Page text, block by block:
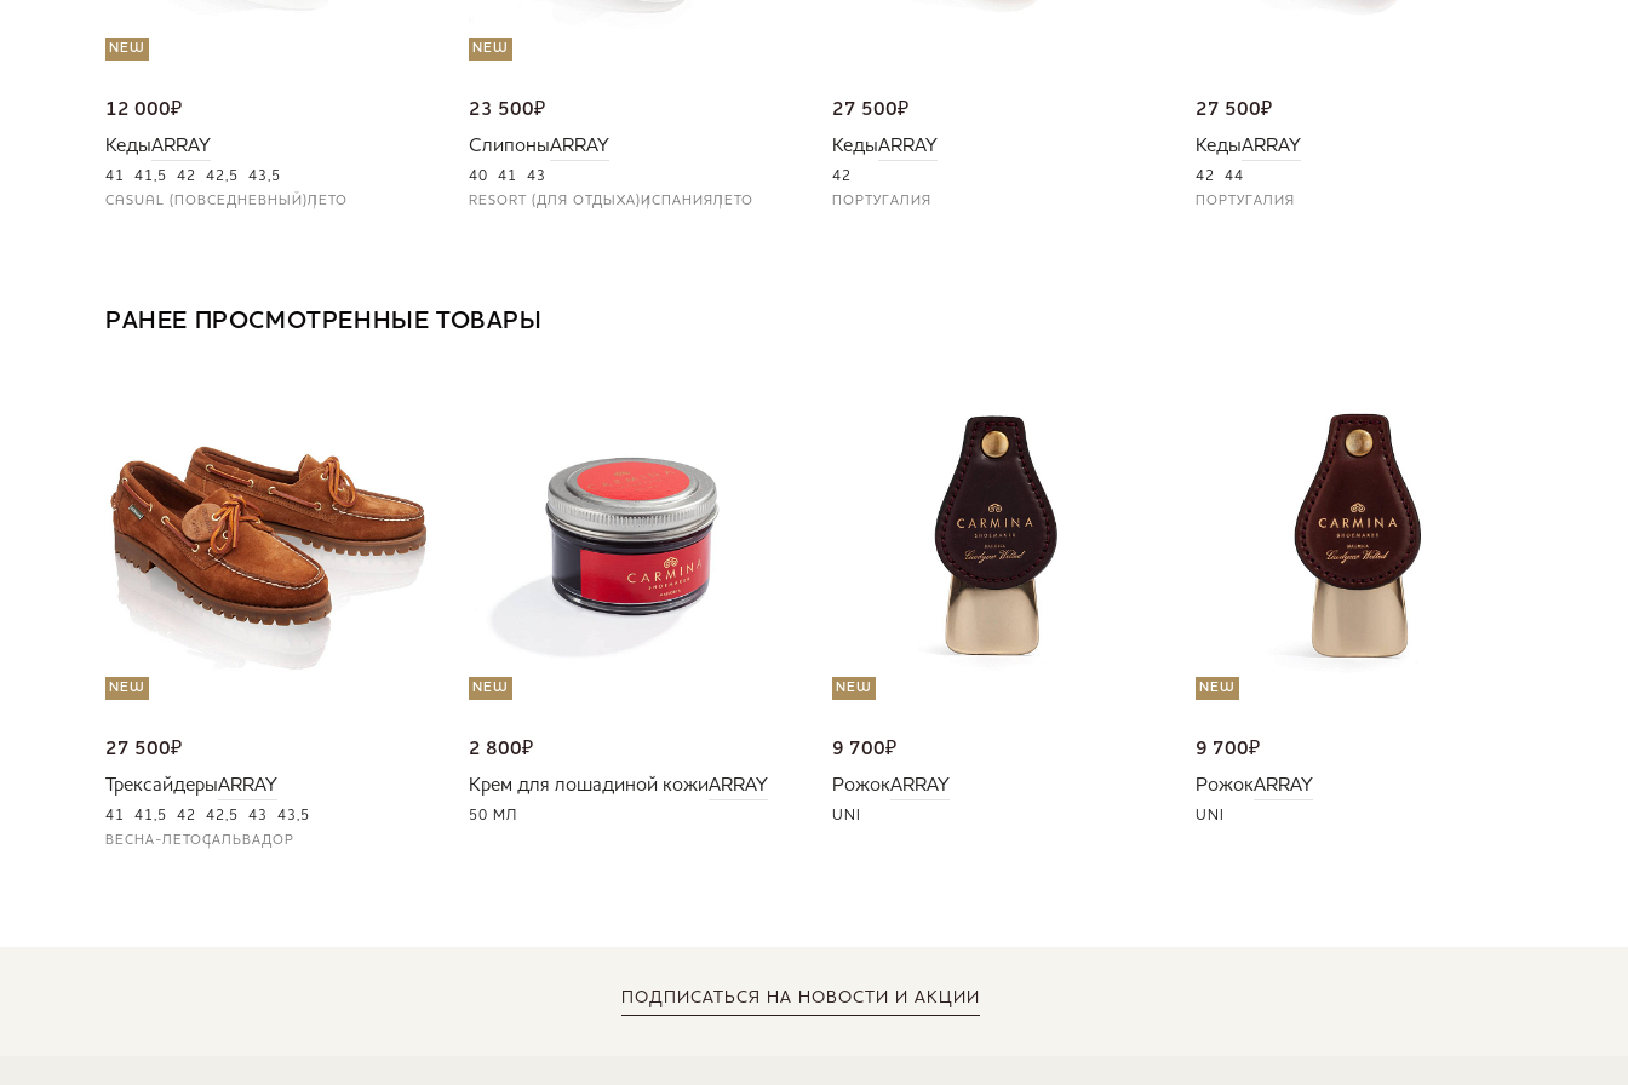
NEW
12 000₽
КедыARRAY
41 41,5 42 42,5 43,5
CASUAL (ПОВСЕДНЕВНЫЙ)ЛЕТО
NEW
23 500₽
СлипоныARRAY
40 41 43
RESORT (ДЛЯ ОТДЫХА)ИСПАНИЯЛЕТО
27 500₽
КедыARRAY
42
ПОРТУГАЛИЯ
27 500₽
КедыARRAY
42 44
ПОРТУГАЛИЯ
РАНЕЕ ПРОСМОТРЕННЫЕ ТОВАРЫ
NEW
27 500₽
ТрексайдерыARRAY
41 41,5 42 42,5 43 43,5
ВЕСНА-ЛЕТОСАЛЬВАДОР
NEW
2 800₽
Крем для лошадиной кожиARRAY
50 МЛ
NEW
9 700₽
РожокARRAY
UNI
NEW
9 700₽
РожокARRAY
UNI
ПОДПИСАТЬСЯ НА НОВОСТИ И АКЦИИ